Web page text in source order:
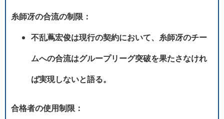
糸師冴の合流の制限：
不乱蔦宏俊は現行の契約において、糸師冴のチー
ムへの合流はグループリーグ突破を果たさなけれ
ば実現しないと語る。
合格者の使用制限：